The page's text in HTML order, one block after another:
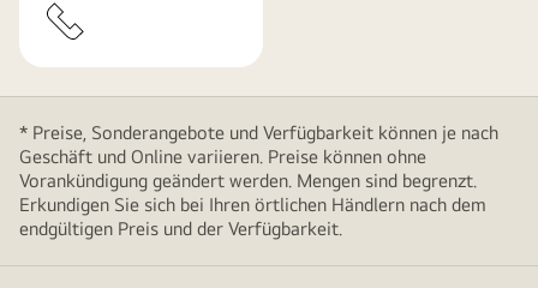
* Preise, Sonderangebote und Verfügbarkeit können je nach
Geschäft und Online variieren. Preise können ohne
Vorankündigung geändert werden. Mengen sind begrenzt.
Erkundigen Sie sich bei Ihren örtlichen Händlern nach dem
endgültigen Preis und der Verfügbarkeit.